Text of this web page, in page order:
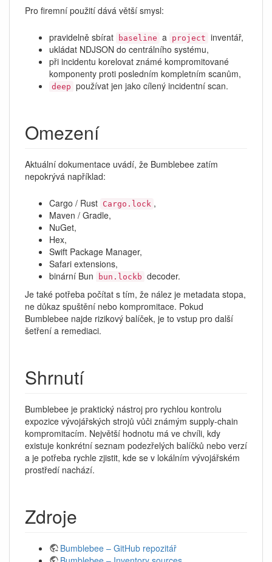
Pro firemní použití dává větší smysl:
pravidelně sbírat baseline a project inventář,
ukládat NDJSON do centrálního systému,
při incidentu korelovat známé kompromitované
komponenty proti posledním kompletním scanům,
deep používat jen jako cílený incidentní scan.
Omezení
Aktuální dokumentace uvádí, že Bumblebee zatím
nepokrývá například:
Cargo / Rust Cargo.lock ,
Maven / Gradle,
NuGet,
Hex,
Swift Package Manager,
Safari extensions,
binární Bun
bun.lockb decoder.
Je také potřeba počítat s tím, že nález je metadata stopa,
ne důkaz spuštění nebo kompromitace. Pokud
Bumblebee najde rizikový balíček, je to vstup pro další
šetření a remediaci.
Shrnutí
Bumblebee je praktický nástroj pro rychlou kontrolu
expozice vývojářských strojů vůči známým supply-chain
kompromitacím. Největší hodnotu má ve chvíli, kdy
existuje konkrétní seznam podezřelých balíčků nebo verzí
a je potřeba rychle zjistit, kde se v lokálním vývojářském
prostředí nachází.
Zdroje
Bumblebee – GitHub repozitář